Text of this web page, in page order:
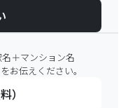
＋マンション名
お伝えください。
）